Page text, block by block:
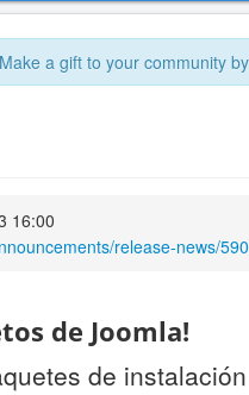
a gift to your community
16:00
release-news/
de Joomla!
de